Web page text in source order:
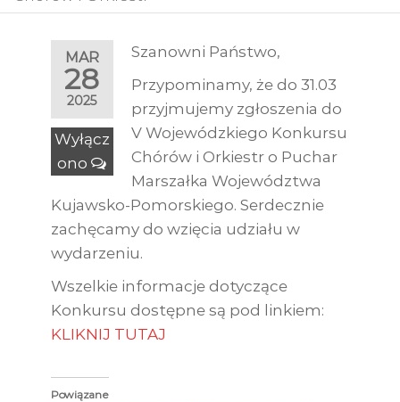
MAR
28
2025
Wyłącz
ono
Szanowni Państwo,
Przypominamy, że do 31.03
przyjmujemy zgłoszenia do
V Wojewódzkiego Konkursu
Chórów i Orkiestr o Puchar
Marszałka Województwa
Kujawsko-Pomorskiego. Serdecznie
zachęcamy do wzięcia udziału w
wydarzeniu.
Wszelkie informacje dotyczące
Konkursu dostępne są pod linkiem:
KLIKNIJ TUTAJ
Powiązane